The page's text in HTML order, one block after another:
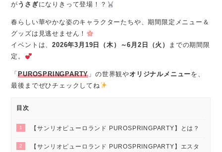
が うさぎになりきって登場！？
春らしい華やかな姿のキャラクターたちや、期間限定メニュー＆
グッズは見逃せません！
イベントは、2026年3月19日（木）～6月2日（火）
までの期間限
定。
「PUROSPRINGPARTY 」の世界観やオリジナルメニューを、
最後までぜひチェックしてね
目次
1 【サンリオピューロランド PUROSPRINGPARTY】とは？
2
【サンリオピューロランド PUROSPRINGPARTY】エスタ